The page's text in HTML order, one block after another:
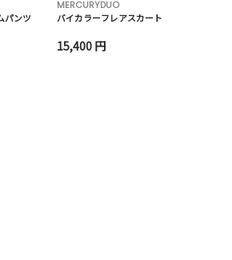
パンツ
MERCURYDUO
バイカラーフレアスカート
15,400 円